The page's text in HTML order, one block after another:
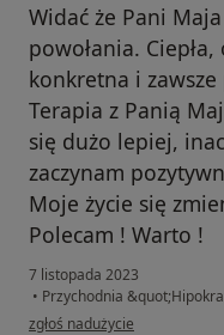
Widać że Pani
powołania.
konkretna i
Terapia z Panią
się dużo lepiej,
zaczynam
Moje życie się
Polecam ! Warto !
7 listopada 2023
• Przychodnia
w opinii użytkownika A.K
zgłoś nadużycie